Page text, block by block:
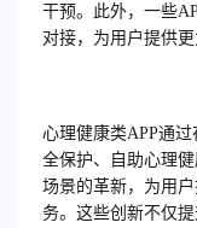
干预。此外，一些
对接，为用户提供
心理健康类APP通
全保护、自助心理
场景的革新，为用
务。这些创新不仅